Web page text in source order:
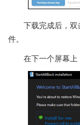
下载完成后，双
件。
在下一个屏幕上，